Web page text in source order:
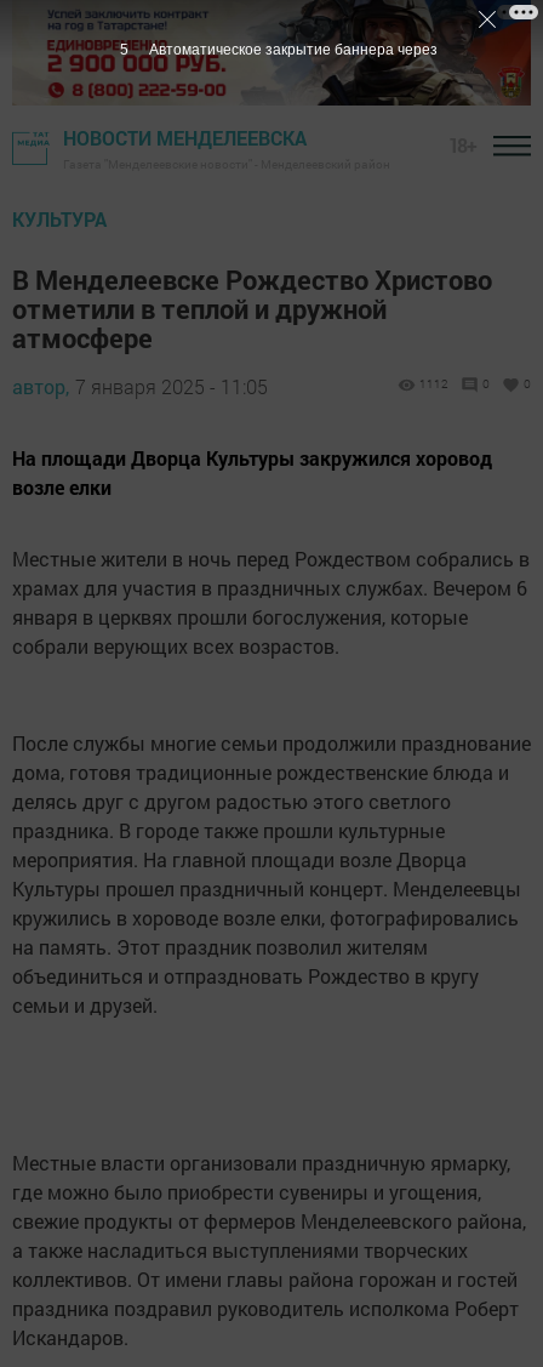
НОВОСТИ МЕНДЕЛЕЕВСКА
КУЛЬТУРА
В Менделеевске Рождество Христово
отметили в теплой и дружной
атмосфере
автор, 7 января 2025 - 11:05 1112 0 0
На площади Дворца Культуры закружился хоровод
возле елки
Местные жители в ночь перед Рождеством собрались в
храмах для участия в праздничных службах. Вечером 6
января в церквях прошли богослужения, которые
собрали верующих всех возрастов.
После службы многие семьи продолжили празднование
дома, готовя традиционные рождественские блюда и
делясь друг с другом радостью этого светлого
праздника. В городе также прошли культурные
мероприятия. На главной площади возле Дворца
Культуры прошел праздничный концерт. Менделеевцы
кружились в хороводе возле елки, фотографировались
на память. Этот праздник позволил жителям
объединиться и отпраздновать Рождество в кругу
семьи и друзей.
Местные власти организовали праздничную ярмарку,
где можно было приобрести сувениры и угощения,
свежие продукты от фермеров Менделеевского района,
а также насладиться выступлениями творческих
коллективов. От имени главы района горожан и гостей
праздника поздравил руководитель исполкома Роберт
Искандаров.
4 Автоматическое закрытие баннера через